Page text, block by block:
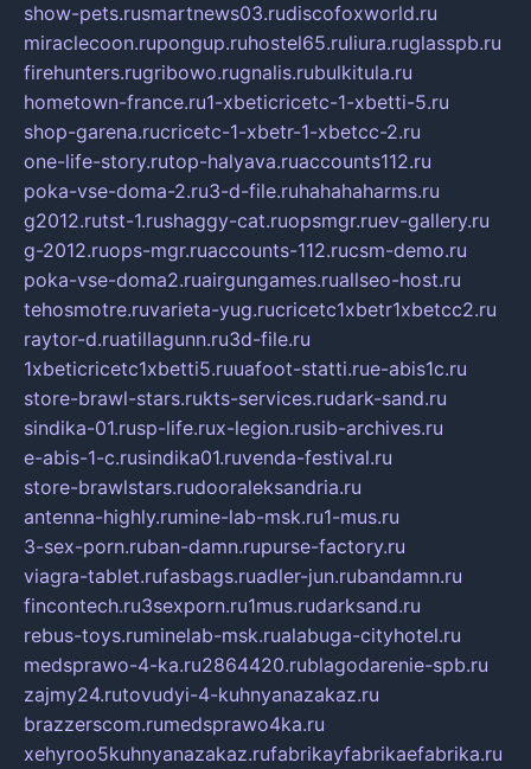
show-pets.rusmartnews03.rudiscofoxworld.ru
miraclecoon.rupongup.ruhostel65.ruliura.ruglasspb.ru
firehunters.rugribowo.rugnalis.rubulkitula.ru
hometown-france.ru1-xbeticricetc-1-xbetti-5.ru
shop-garena.rucricetc-1-xbetr-1-xbetcc-2.ru
one-life-story.rutop-halyava.ruaccounts112.ru
poka-vse-doma-2.ru3-d-file.ruhahahaharms.ru
g2012.rutst-1.rushaggy-cat.ruopsmgr.ruev-gallery.ru
g-2012.ruops-mgr.ruaccounts-112.rucsm-demo.ru
poka-vse-doma2.ruairgungames.ruallseo-host.ru
tehosmotre.ruvarieta-yug.rucricetc1xbetr1xbetcc2.ru
raytor-d.ruatillagunn.ru3d-file.ru
1xbeticricetc1xbetti5.ruuafoot-statti.rue-abis1c.ru
store-brawl-stars.rukts-services.rudark-sand.ru
sindika-01.rusp-life.rux-legion.rusib-archives.ru
e-abis-1-c.rusindika01.ruvenda-festival.ru
store-brawlstars.rudooraleksandria.ru
antenna-highly.rumine-lab-msk.ru1-mus.ru
3-sex-porn.ruban-damn.rupurse-factory.ru
viagra-tablet.rufasbags.ruadler-jun.rubandamn.ru
fincontech.ru3sexporn.ru1mus.rudarksand.ru
rebus-toys.ruminelab-msk.rualabuga-cityhotel.ru
medsprawo-4-ka.ru2864420.rublagodarenie-spb.ru
zajmy24.rutovudyi-4-kuhnyanazakaz.ru
brazzerscom.rumedsprawo4ka.ru
xehyroo5kuhnyanazakaz.rufabrikayfabrikaefabrika.ru